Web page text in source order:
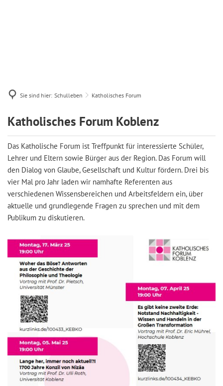
Sie sind hier: Schulleben Katholisches Forum
Katholisches
Katholisches Forum Koblenz
Das Katholische Forum ist Treffpunkt für interessierte Schüler,
Lehrer und Eltern sowie Bürger aus der Region. Das Forum will
den Dialog von Glaube, Gesellschaft und Kultur fördern. Drei bis
vier Mal pro Jahr laden wir namhafte Referenten aus
verschiedenen Wissensbereichen und Arbeitsfeldern ein, über
aktuelle und grundlegende Fragen zu sprechen und mit dem
Publikum zu diskutieren.